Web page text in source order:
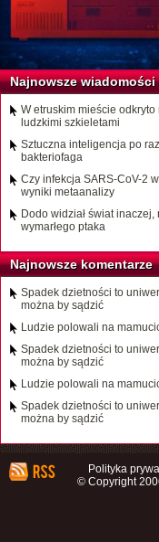
Najnowsze wiadomości
W etruskim mieście
ludzkimi szkieletami
Sztuczna inteligencja po
bakteriofaga
Czy infekcja SARS-CoV-2
wyniki metaanalizy
Dodo widział świat
wymarłego ptaka
Najnowsze komentarze
Spadek dzietności to
można by sądzić
Ludzie polowali na
Spadek dzietności to
można by sądzić
Ludzie polowali na
Spadek dzietności to
można by sądzić
Polityka
© Copyright